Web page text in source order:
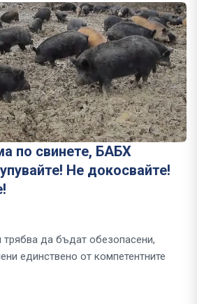
по свинете, БАБХ
Не докосвайте!
трябва да бъдат обезопасени,
единствено от компетентните